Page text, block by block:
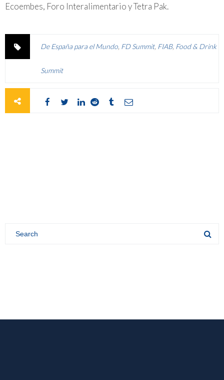
Ecoembes, Foro Interalimentario y Tetra Pak.
De España para el Mundo FD Summit, FIAB, Food & Drink
Summit